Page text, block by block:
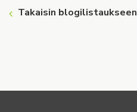
Takaisin blogilistaukseen